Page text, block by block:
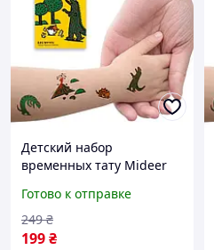
Детский набор
временных тату Mideer
татуировок с
динозаврами,
безопасные
Готово к отправке
199₴
249 ₴